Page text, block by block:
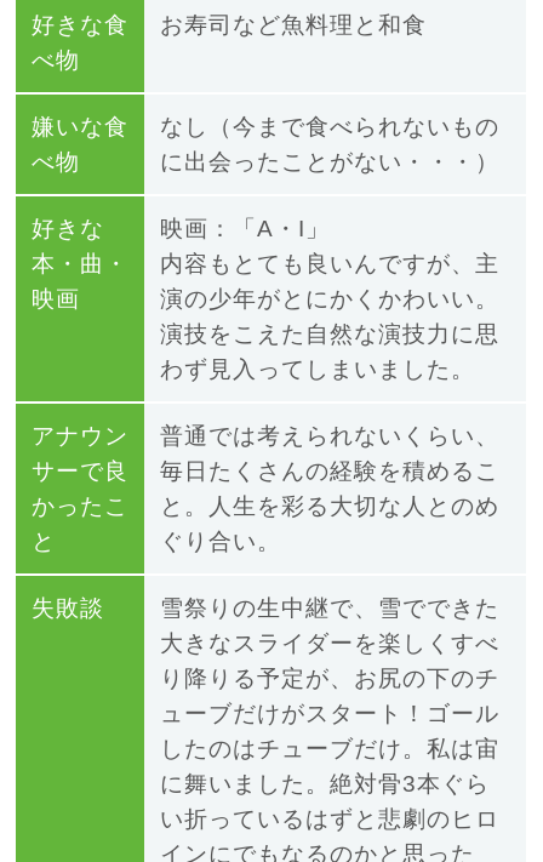
好きな食
べ物
お寿司など魚料理と和食
嫌いな食
べ物
なし（今まで食べられないもの
に出会ったことがない・・・）
好きな
本・曲・
映画
映画：「A・I」
内容もとても良いんですが、主
演の少年がとにかくかわいい。
演技をこえた自然な演技力に思
わず見入ってしまいました。
アナウン
サーで良
かったこ
と
普通では考えられないくらい、
毎日たくさんの経験を積めるこ
と。人生を彩る大切な人とのめ
ぐり合い。
失敗談
雪祭りの生中継で、雪でできた
大きなスライダーを楽しくすべ
り降りる予定が、お尻の下のチ
ューブだけがスタート！ゴール
したのはチューブだけ。私は宙
に舞いました。絶対骨3本ぐら
い折っているはずと悲劇のヒロ
インにでもなるのかと思った